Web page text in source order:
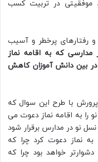
موفقیتی در تربیت کسب
و رفتارهای پرخطر و آسیب
مدارسی که به اقامه نماز
بین دانش آموزان کاهش
با طرح این سوال که
را به اقامه نماز دعوت می
نو در مدارس برقرار شود
به نماز دعوت کرد چرا که
خواهد بود چرا که